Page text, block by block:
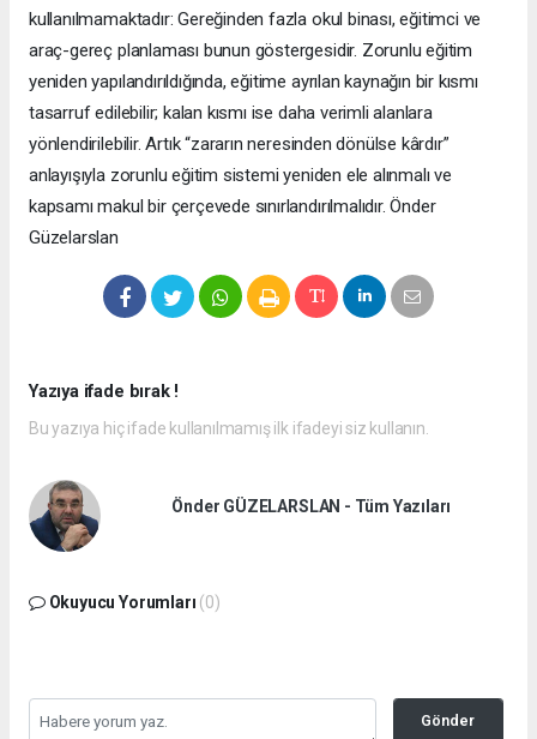
kullanılmamaktadır: Gereğinden fazla okul binası, eğitimci ve
araç-gereç planlaması bunun göstergesidir. Zorunlu eğitim
yeniden yapılandırıldığında, eğitime ayrılan kaynağın bir kısmı
tasarruf edilebilir; kalan kısmı ise daha verimli alanlara
yönlendirilebilir. Artık “zararın neresinden dönülse kârdır”
anlayışıyla zorunlu eğitim sistemi yeniden ele alınmalı ve
kapsamı makul bir çerçevede sınırlandırılmalıdır. Önder
Güzelarslan
Yazıya ifade bırak !
Bu yazıya hiç ifade kullanılmamış ilk ifadeyi siz kullanın.
Önder GÜZELARSLAN - Tüm Yazıları
Okuyucu Yorumları (0)
Gönder